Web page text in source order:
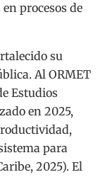
procesos de
su
Al ORMET
Estudios
en 2025,
para
2025). El